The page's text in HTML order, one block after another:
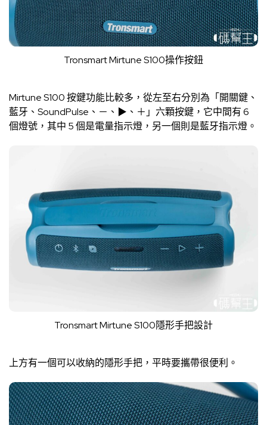
Tronsmart Mirtune S100操作按鈕
Mirtune S100 按鍵功能比較多，從左至右分別為「開關鍵、
藍牙、SoundPulse、－、▶︎、＋」六顆按鍵，它中間有 6
個燈號，其中 5 個是電量指示燈，另一個則是藍牙指示燈。
Tronsmart Mirtune S100隱形手把設計
上方有一個可以收納的隱形手把，平時要攜帶很便利。